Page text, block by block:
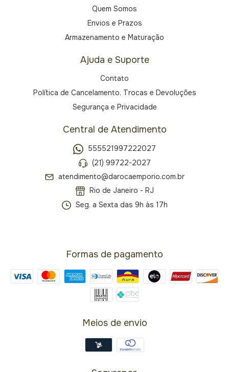
Quem Somos
Envios e Prazos
Armazenamento e Maturação
Ajuda e Suporte
Contato
Política de Cancelamento, Trocas e Devoluções
Segurança e Privacidade
Central de Atendimento
555521997222027
(21) 99722-2027
atendimento@darocaemporio.com.br
Rio de Janeiro - RJ
Seg. a Sexta das 9h às 17h
Formas de pagamento
Meios de envio